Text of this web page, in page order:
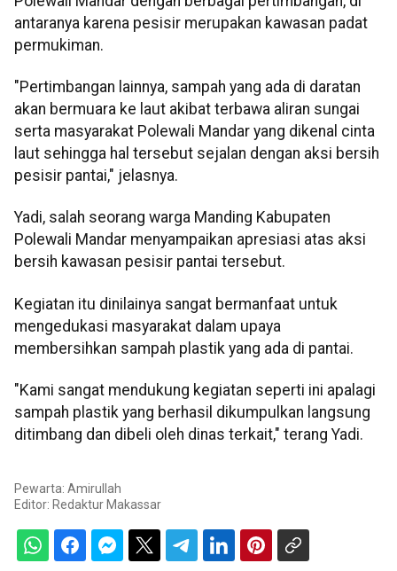
antaranya karena pesisir merupakan kawasan padat
permukiman.
"Pertimbangan lainnya, sampah yang ada di daratan
akan bermuara ke laut akibat terbawa aliran sungai
serta masyarakat Polewali Mandar yang dikenal cinta
laut sehingga hal tersebut sejalan dengan aksi bersih
pesisir pantai," jelasnya.
Yadi, salah seorang warga Manding Kabupaten
Polewali Mandar menyampaikan apresiasi atas aksi
bersih kawasan pesisir pantai tersebut.
Kegiatan itu dinilainya sangat bermanfaat untuk
mengedukasi masyarakat dalam upaya
membersihkan sampah plastik yang ada di pantai.
"Kami sangat mendukung kegiatan seperti ini apalagi
sampah plastik yang berhasil dikumpulkan langsung
ditimbang dan dibeli oleh dinas terkait," terang Yadi.
Pewarta: Amirullah
Editor: Redaktur Makassar